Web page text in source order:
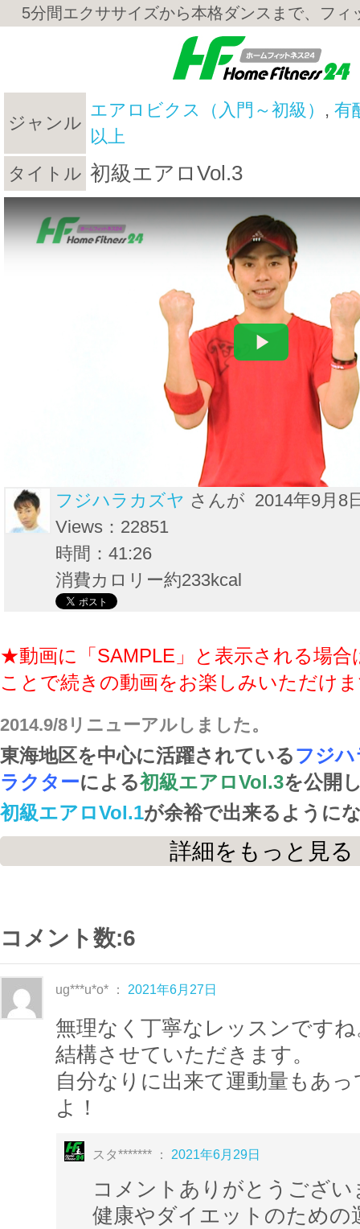
5分間エクササイズから本格ダンスまで、フィ
ジャンル
エアロビクス（入門～初級） , 有
以上
タイトル 初級エアロVol.3
フジハラカズヤ さんが 2014年9月8
Views：22851
時間：41:26
消費カロリー約233kcal
★動画に「SAMPLE」と表示される場合
ことで続きの動画をお楽しみいただけ
2014.9/8リニューアルしました。
東海地区を中心に活躍されているフジ
ラクターによる初級エアロVol.3を公開
初級エアロVol.1が余裕で出来るように
戦しましょう！
目）のため、ウォーミングアップとク
はじめてエアロビクスに挑戦する方、
ブのエアロビクスに参加されたことの
ご自宅でもエアロビクスを楽しみたい
う場合に最適な内容 です。
できなかったところは、繰り返し何度
◆YouTubeのダイジェストは
～エアロビクスの振付～
詳細をもっと見る
コメント数:6
ug***u*o* ： 2021年6月27日
無理なく丁寧なレッスンです
結構させていただきます。
自分なりに出来て運動量もあ
よ！
スタ******* ： 2021年6月29日
コメントありがとうござい
健康やダイエットのための